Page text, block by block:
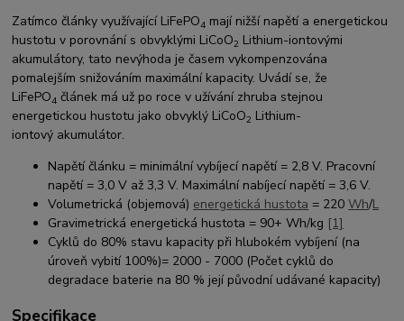
Zatímco články využívající LiFePO4 mají nižší napětí a energetickou
hustotu v porovnání s obvyklými LiCoO2 Lithium-iontovými
akumulátory, tato nevýhoda je časem vykompenzována
pomalejším snižováním maximální kapacity. Uvádí se, že
LiFePO4 článek má už po roce v užívání zhruba stejnou
energetickou hustotu jako obvyklý LiCoO2 Lithium-
iontový akumulátor.
Napětí článku = minimální vybíjecí napětí = 2,8 V. Pracovní
napětí = 3,0 V až 3,3 V. Maximální nabíjecí napětí = 3,6 V.
Volumetrická (objemová) energetická hustota = 220Wh/L
Gravimetrická energetická hustota = 90+ Wh/kg [1]
Cyklů do 80% stavu kapacity při hlubokém vybíjení (na
úroveň vybití 100%)= 2000 - 7000 (Počet cyklů do
degradace baterie na 80 % její původní udávané kapacity)
Specifikace